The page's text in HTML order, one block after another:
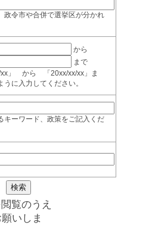
政令市や合併で選挙区が分かれ
から
まで
」 から 「20xx/xx/xx」ま
に入力してください。
キーワード、政策をご記入くだ
覧のうえ
いしま